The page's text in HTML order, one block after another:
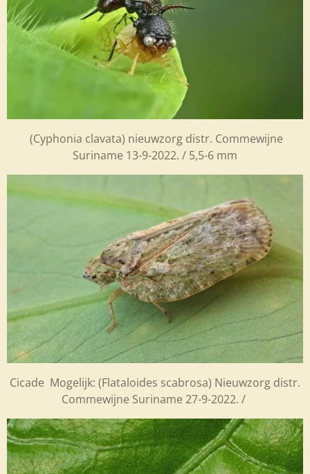
(Cyphonia clavata) nieuwzorg distr. Commewijne
Suriname 13-9-2022. / 5,5-6 mm
Cicade Mogelijk: (Flataloides scabrosa) Nieuwzorg distr.
Commewijne Suriname 27-9-2022. /